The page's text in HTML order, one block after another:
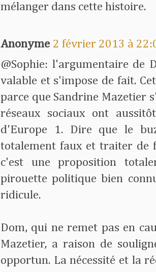
mélanger dans cette histoire.
Anonyme 2 février 2013 à
@Sophie: l'argumentaire de
valable et s'impose de fait.
parce que Sandrine Mazetier
réseaux sociaux ont
d'Europe 1. Dire que le
totalement faux et traiter de
c'est une proposition
pirouette politique bien
ridicule.
Dom, qui ne remet pas en
Mazetier, a raison de
opportun. La nécessité et la